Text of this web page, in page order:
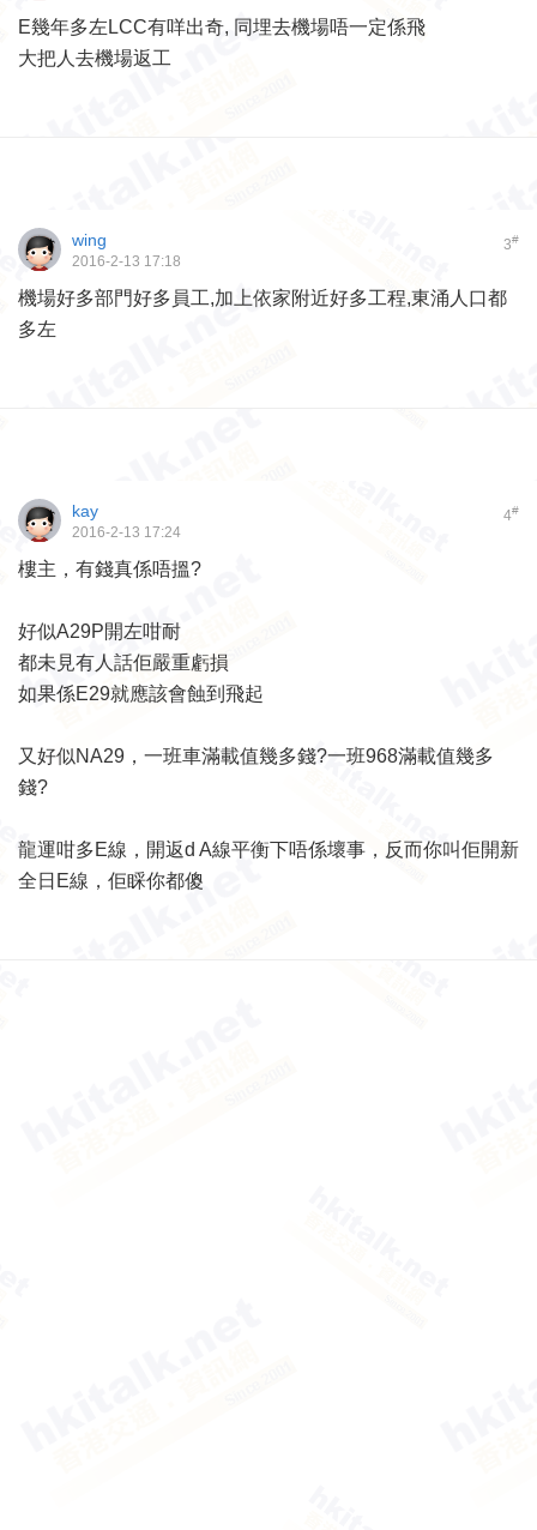
E幾年多左LCC有咩出奇, 同埋去機場唔一定係飛
大把人去機場返工
3#
wing
2016-2-13 17:18
機場好多部門好多員工,加上依家附近好多工程,東涌人口都
多左
4#
kay
2016-2-13 17:24
樓主，有錢真係唔搵?
好似A29P開左咁耐
都未見有人話佢嚴重虧損
如果係E29就應該會蝕到飛起
又好似NA29，一班車滿載值幾多錢?一班968滿載值幾多
錢?
龍運咁多E線，開返d A線平衡下唔係壞事，反而你叫佢開新
全日E線，佢睬你都傻